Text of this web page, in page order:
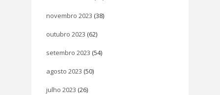
novembro 2023 (38)
outubro 2023 (62)
setembro 2023 (54)
agosto 2023 (50)
julho 2023 (26)